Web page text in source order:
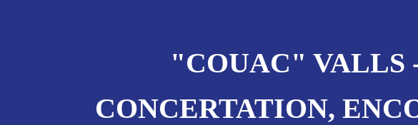
"COUAC" VALLS
CONCERTATION,